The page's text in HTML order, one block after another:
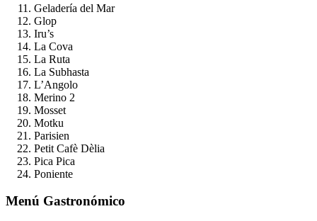
Geladería del Mar
Glop
Iru’s
La Cova
La Ruta
La Subhasta
L’Angolo
Merino 2
Mosset
Motku
Parisien
Petit Cafè Dèlia
Pica Pica
Poniente
Menú Gastronómico